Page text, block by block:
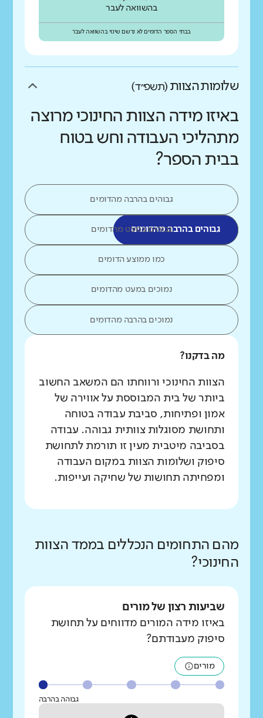
בהשוואה לעבר
בבתי הספר הדומים לא נרשם שינוי בהשוואה לעבר
שלומות הצוות (תשפ״ד)
באיזו מידה הצוות החינוכי מרוצה
מתהליכי העבודה וחש בטוח
בבית הספר?
גבוהים בהרבה מהדומים
גבוהים בהרבה מהדומיםגבוהים במעט מהדומים
כמו ממוצע הדומים
נמוכים במעט מהדומים
נמוכים בהרבה מהדומים
מה בדקנו?
הצוות החינוכי ורווחתו הם המשאב החשוב
ביותר של בית המבוססת על אווירה של
אמון ופתיחות, סביבת עבודה בטוחה
ותחושת מסוגלות צוותית גבוהה. עבודה
בסביבה מיטבית מעין זו תורמת לתחושת
סיפוק ושלומות הצוות במקום העבודה
ומפחיתה תחושות של שחיקה ועייפות.
מהם התחומים הנכללים בממד הצוות
החינוכי?
שביעות רצון של מורים
באיזו מידה המורים מדווחים על תחושת
סיפוק מעבודתם?
מורים
גבוהה בהרבה